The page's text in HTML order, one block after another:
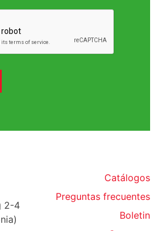
2-4
Catálogos
Preguntas frecuentes
Boletin